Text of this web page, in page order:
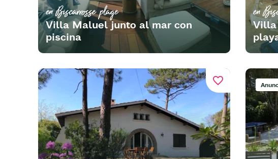
en Biscarrosse plage
Villa Maluel junto al mar con
piscina
en
Villa
favorite_border